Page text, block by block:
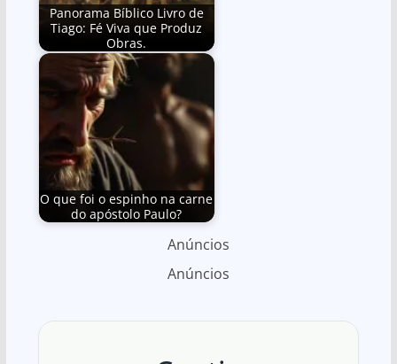
Panorama Bíblico Livro de
Tiago: Fé Viva que Produz
Obras.
O que foi o espinho na carne
do apóstolo Paulo?
Anúncios
Anúncios